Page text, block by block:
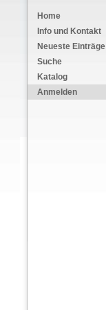
Home
Info und Kontakt
Neueste Einträge
Suche
Katalog
Anmelden